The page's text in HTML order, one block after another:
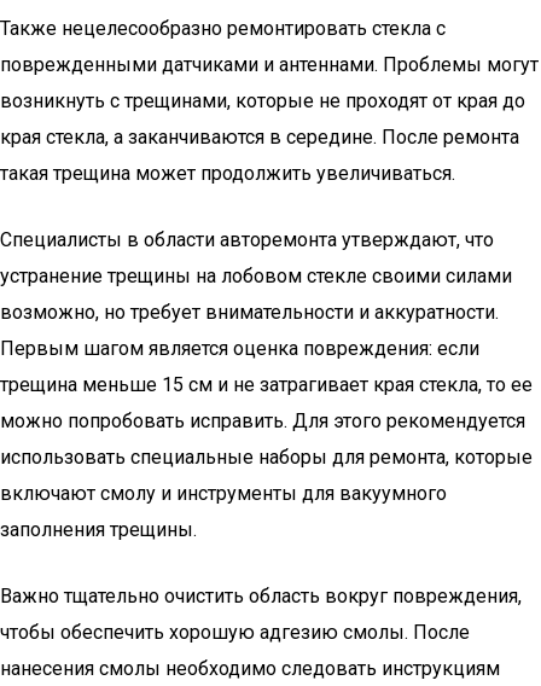
Также нецелесообразно ремонтировать стекла с
поврежденными датчиками и антеннами. Проблемы могут
возникнуть с трещинами, которые не проходят от края до
края стекла, а заканчиваются в середине. После ремонта
такая трещина может продолжить увеличиваться.
Специалисты в области авторемонта утверждают, что
устранение трещины на лобовом стекле своими силами
возможно, но требует внимательности и аккуратности.
Первым шагом является оценка повреждения: если
трещина меньше 15 см и не затрагивает края стекла, то ее
можно попробовать исправить. Для этого рекомендуется
использовать специальные наборы для ремонта, которые
включают смолу и инструменты для вакуумного
заполнения трещины.
Важно тщательно очистить область вокруг повреждения,
чтобы обеспечить хорошую адгезию смолы. После
нанесения смолы необходимо следовать инструкциям